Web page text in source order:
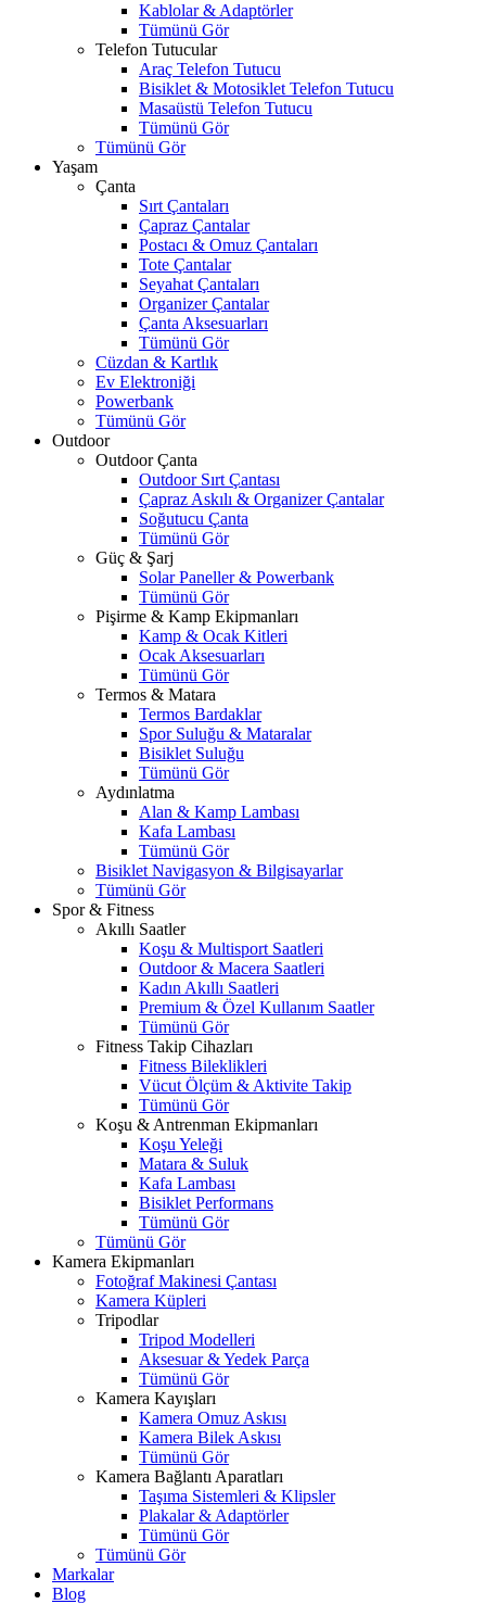
Kablolar & Adaptörler
Tümünü Gör
Telefon Tutucular
Araç Telefon Tutucu
Bisiklet & Motosiklet Telefon Tutucu
Masaüstü Telefon Tutucu
Tümünü Gör
Tümünü Gör
Yaşam
Çanta
Sırt Çantaları
Çapraz Çantalar
Postacı & Omuz Çantaları
Tote Çantalar
Seyahat Çantaları
Organizer Çantalar
Çanta Aksesuarları
Tümünü Gör
Cüzdan & Kartlık
Ev Elektroniği
Powerbank
Tümünü Gör
Outdoor
Outdoor Çanta
Outdoor Sırt Çantası
Çapraz Askılı & Organizer Çantalar
Soğutucu Çanta
Tümünü Gör
Güç & Şarj
Solar Paneller & Powerbank
Tümünü Gör
Pişirme & Kamp Ekipmanları
Kamp & Ocak Kitleri
Ocak Aksesuarları
Tümünü Gör
Termos & Matara
Termos Bardaklar
Spor Suluğu & Mataralar
Bisiklet Suluğu
Tümünü Gör
Aydınlatma
Alan & Kamp Lambası
Kafa Lambası
Tümünü Gör
Bisiklet Navigasyon & Bilgisayarlar
Tümünü Gör
Spor & Fitness
Akıllı Saatler
Koşu & Multisport Saatleri
Outdoor & Macera Saatleri
Kadın Akıllı Saatleri
Premium & Özel Kullanım Saatler
Tümünü Gör
Fitness Takip Cihazları
Fitness Bileklikleri
Vücut Ölçüm & Aktivite Takip
Tümünü Gör
Koşu & Antrenman Ekipmanları
Koşu Yeleği
Matara & Suluk
Kafa Lambası
Bisiklet Performans
Tümünü Gör
Tümünü Gör
Kamera Ekipmanları
Fotoğraf Makinesi Çantası
Kamera Küpleri
Tripodlar
Tripod Modelleri
Aksesuar & Yedek Parça
Tümünü Gör
Kamera Kayışları
Kamera Omuz Askısı
Kamera Bilek Askısı
Tümünü Gör
Kamera Bağlantı Aparatları
Taşıma Sistemleri & Klipsler
Plakalar & Adaptörler
Tümünü Gör
Tümünü Gör
Markalar
Blog